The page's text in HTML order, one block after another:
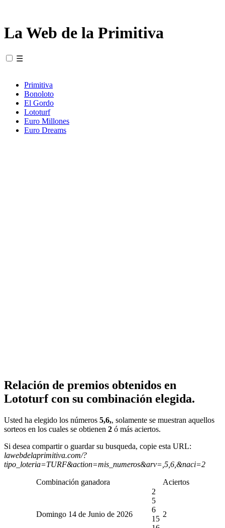
La Web de la Primitiva
☰
Primitiva
Bonoloto
El Gordo
Lototurf
Euro Millones
Euro Dreams
Relación de premios obtenidos en
Lototurf con su combinación elegida.
Usted ha elegido los números 5,6,, solamente se muestran aquellos
sorteos en los cuales se obtienen 2 ó más aciertos.
Si desea compartir o guardar su busqueda, copie esta URL:
lawebdelaprimitiva.com/?
tipo_loteria=TURF&action=mis_numeros&arv=,5,6,&naci=2
Combinación ganadora Aciertos
Domingo 14 de Junio de 2026
2
5
6
15
2